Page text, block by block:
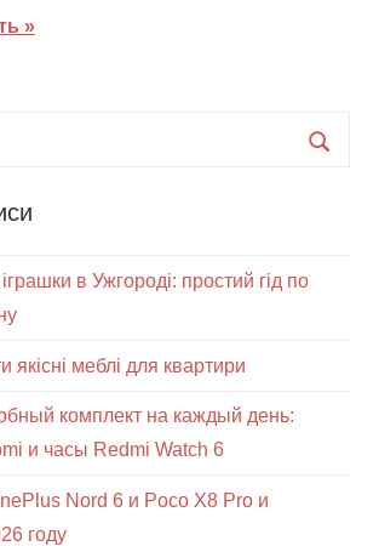
в Ужгороді: простий гід по
якісні меблі для квартири
комплект на каждый день:
и часы Redmi Watch 6
Nord 6 и Poco X8 Pro и
году